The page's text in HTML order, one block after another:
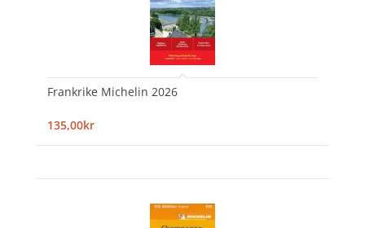
Frankrike Michelin 2026
135,00kr